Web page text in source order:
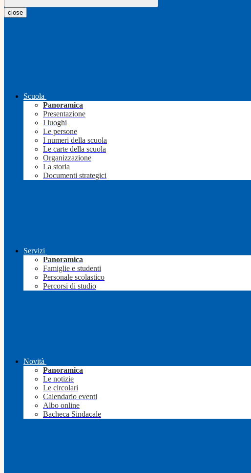
close
Scuola
Panoramica
Presentazione
I luoghi
Le persone
I numeri della scuola
Le carte della scuola
Organizzazione
La storia
Documenti strategici
Servizi
Panoramica
Famiglie e studenti
Personale scolastico
Percorsi di studio
Novità
Panoramica
Le notizie
Le circolari
Calendario eventi
Albo online
Bacheca Sindacale